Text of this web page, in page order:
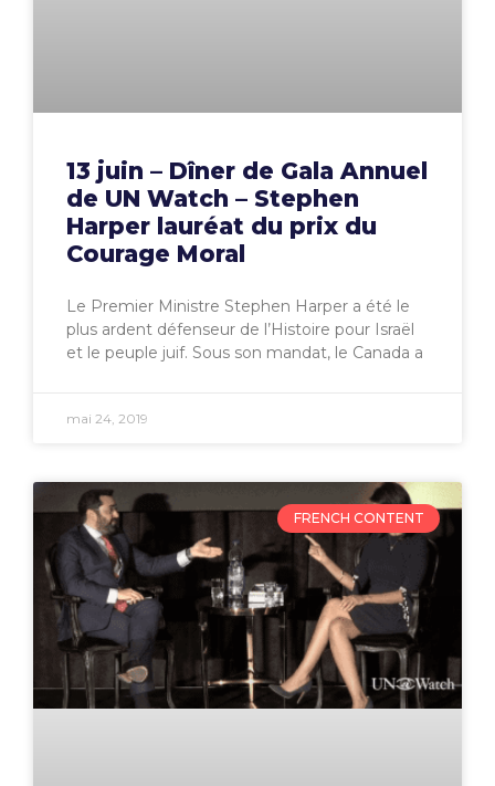
13 juin – Dîner de Gala Annuel
de UN Watch – Stephen
Harper lauréat du prix du
Courage Moral
Le Premier Ministre Stephen Harper a été le
plus ardent défenseur de l’Histoire pour Israël
et le peuple juif. Sous son mandat, le Canada a
mai 24, 2019
FRENCH CONTENT